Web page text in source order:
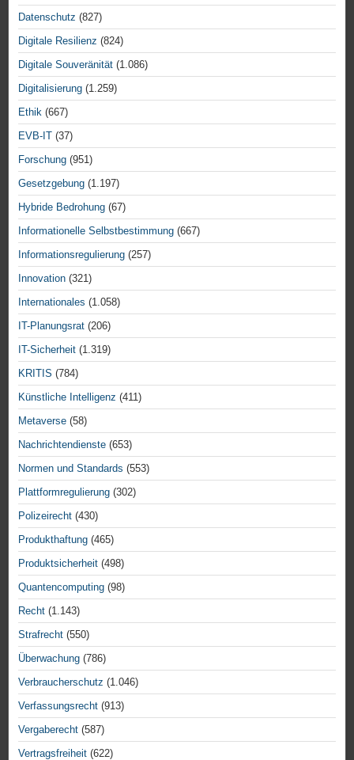
Datenschutz (827)
Digitale Resilienz (824)
Digitale Souveränität (1.086)
Digitalisierung (1.259)
Ethik (667)
EVB-IT (37)
Forschung (951)
Gesetzgebung (1.197)
Hybride Bedrohung (67)
Informationelle Selbstbestimmung (667)
Informationsregulierung (257)
Innovation (321)
Internationales (1.058)
IT-Planungsrat (206)
IT-Sicherheit (1.319)
KRITIS (784)
Künstliche Intelligenz (411)
Metaverse (58)
Nachrichtendienste (653)
Normen und Standards (553)
Plattformregulierung (302)
Polizeirecht (430)
Produkthaftung (465)
Produktsicherheit (498)
Quantencomputing (98)
Recht (1.143)
Strafrecht (550)
Überwachung (786)
Verbraucherschutz (1.046)
Verfassungsrecht (913)
Vergaberecht (587)
Vertragsfreiheit (622)